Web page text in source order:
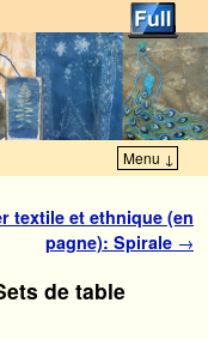
Menu ↓
textile et ethnique (en
pagne): Spirale →
de table